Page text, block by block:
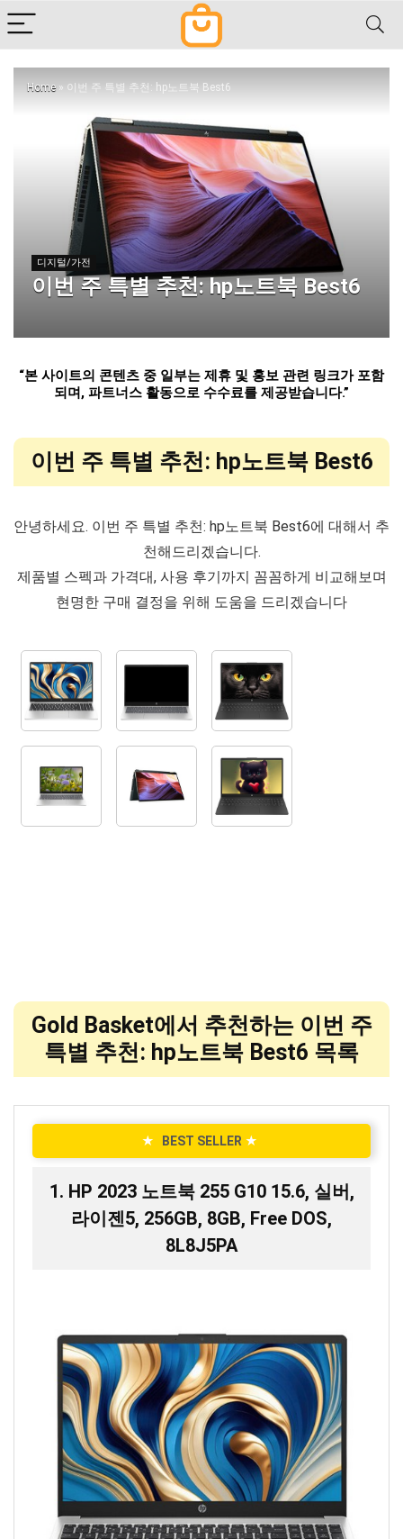
Home » 이번 주 특별 추천: hp노트북 Best6
디지털/가전
이번 주 특별 추천: hp노트북 Best6
“본 사이트의 콘텐츠 중 일부는 제휴 및 홍보 관련 링크가 포함
되며, 파트너스 활동으로 수수료를 제공받습니다.”
이번 주 특별 추천: hp노트북 Best6
안녕하세요. 이번 주 특별 추천: hp노트북 Best6에 대해서 추
천해드리겠습니다.
제품별 스펙과 가격대, 사용 후기까지 꼼꼼하게 비교해보며
현명한 구매 결정을 위해 도움을 드리겠습니다
Gold Basket에서 추천하는 이번 주
특별 추천: hp노트북 Best6 목록
★ BEST SELLER ★
1. HP 2023 노트북 255 G10 15.6, 실버,
라이젠5, 256GB, 8GB, Free DOS,
8L8J5PA